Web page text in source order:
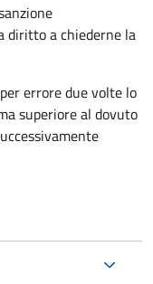
diritto a chiederne la
errore due volte lo
superiore al dovuto